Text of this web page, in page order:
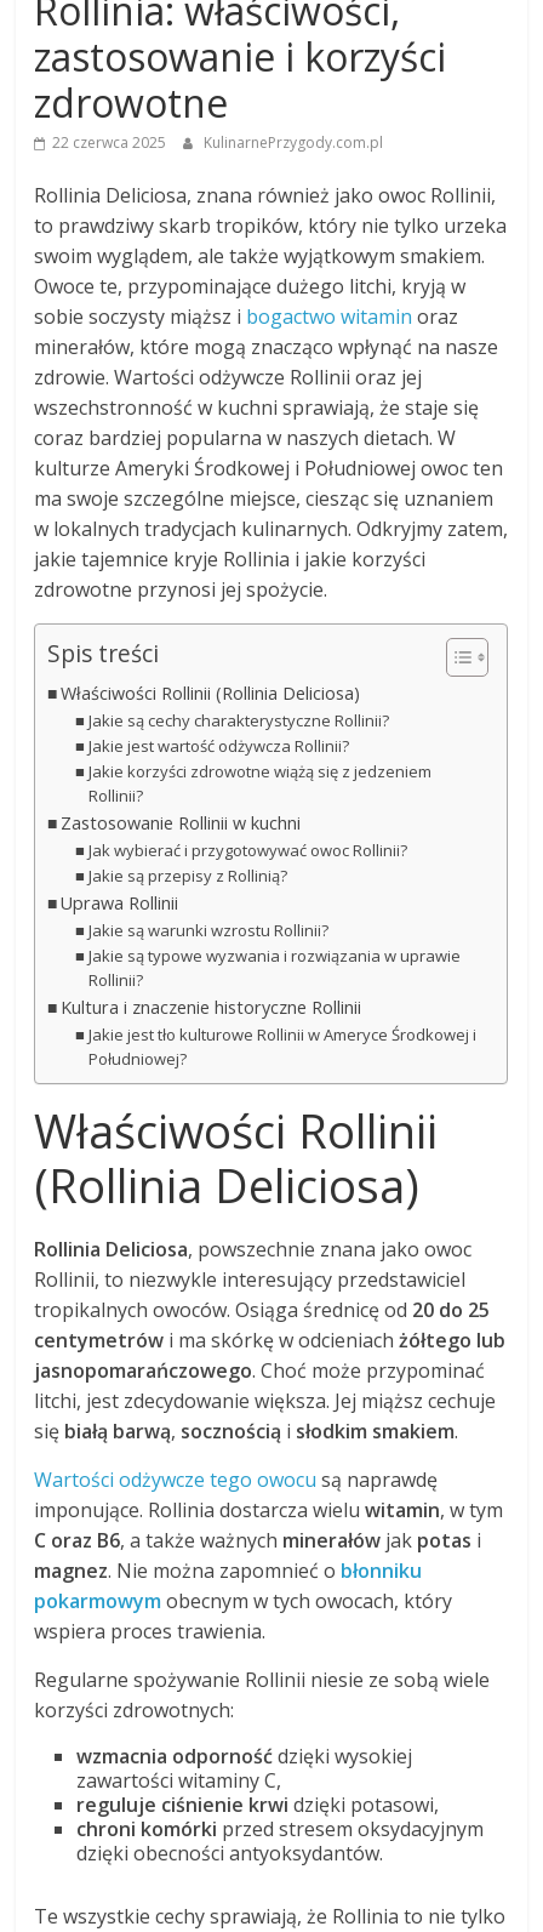
Rollinia: właściwości,
zastosowanie i korzyści
zdrowotne
22 czerwca 2025 KulinarnePrzygody.com.pl
Rollinia Deliciosa, znana również jako owoc Rollinii,
to prawdziwy skarb tropików, który nie tylko urzeka
swoim wyglądem, ale także wyjątkowym smakiem.
Owoce te, przypominające dużego litchi, kryją w
sobie soczysty miąższ i bogactwo witamin oraz
minerałów, które mogą znacząco wpłynąć na nasze
zdrowie. Wartości odżywcze Rollinii oraz jej
wszechstronność w kuchni sprawiają, że staje się
coraz bardziej popularna w naszych dietach. W
kulturze Ameryki Środkowej i Południowej owoc ten
ma swoje szczególne miejsce, ciesząc się uznaniem
w lokalnych tradycjach kulinarnych. Odkryjmy zatem,
jakie tajemnice kryje Rollinia i jakie korzyści
zdrowotne przynosi jej spożycie.
Spis treści
Właściwości Rollinii (Rollinia Deliciosa)
Jakie są cechy charakterystyczne Rollinii?
Jakie jest wartość odżywcza Rollinii?
Jakie korzyści zdrowotne wiążą się z jedzeniem
Rollinii?
Zastosowanie Rollinii w kuchni
Jak wybierać i przygotowywać owoc Rollinii?
Jakie są przepisy z Rollinią?
Uprawa Rollinii
Jakie są warunki wzrostu Rollinii?
Jakie są typowe wyzwania i rozwiązania w uprawie
Rollinii?
Kultura i znaczenie historyczne Rollinii
Jakie jest tło kulturowe Rollinii w Ameryce Środkowej i
Południowej?
Właściwości Rollinii
(Rollinia Deliciosa)
Rollinia Deliciosa, powszechnie znana jako owoc
Rollinii, to niezwykle interesujący przedstawiciel
tropikalnych owoców. Osiąga średnicę od 20 do 25
centymetrów i ma skórkę w odcieniachżółtego lub
jasnopomarańczowego. Choć może przypominać
litchi, jest zdecydowanie większa. Jej miąższ cechuje
się białą barwą, socznością i słodkim smakiem.
Wartości odżywcze tego owocu są naprawdę
imponujące. Rollinia dostarcza wieluwitamin, w tym
C oraz B6, a także ważnych minerałów jak potas i
magnez. Nie można zapomnieć o błonniku
pokarmowymobecnym w tych owocach, który
wspiera proces trawienia.
Regularne spożywanie Rollinii niesie ze sobą wiele
korzyści zdrowotnych:
wzmacnia odpornośćdzięki wysokiej
zawartości witaminy C,
reguluje ciśnienie krwi dzięki potasowi,
chroni komórki przed stresem oksydacyjnym
dzięki obecności antyoksydantów.
Te wszystkie cechy sprawiają, że Rollinia to nie tylko